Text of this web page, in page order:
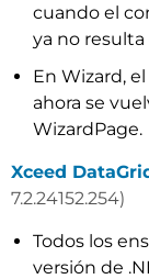
cuando el
ya no
En Wizard,
ahora se
WizardPage.
Xceed
7.2.24152.254)
Todos los
versión de